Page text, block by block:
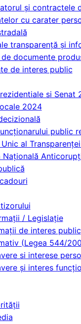
și contractele
cu carater
transparență și
documente
de interes public
si Senat
2024
public
al
Națională
/ Legislație
de interes public
(Legea 544/
si interese
și interes